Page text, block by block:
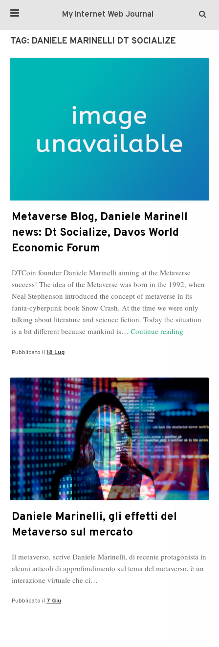
My Internet Web Journal
TAG: DANIELE MARINELLI DT SOCIALIZE
Metaverse Blog, Daniele Marinell
news: Dt Socialize, Davos World
Economic Forum
DTCoin founder Daniele Marinelli aiming at the Metaverse
success! The idea of the Metaverse was born in the 1992, when
Neal Stephenson introduced the concept of metaverse in its
fanta-cyberpunk book Snow Crash. At the time we were only
talking about literature and science fiction. Today the situation
is a bit different because mankind is… Continue reading
news:
Dt
Socialize,
Davos
World
Economic
Forum
Pubblicato il 18 Lug
Daniele Marinelli, gli effetti del
Metaverso sul mercato
Il metaverso, scrive Daniele Marinelli, di recente protagonista in
alcuni articoli di approfondimento sul tema del metaverso, è un
interazione virtuale che ci…
Pubblicato il 7 Giu